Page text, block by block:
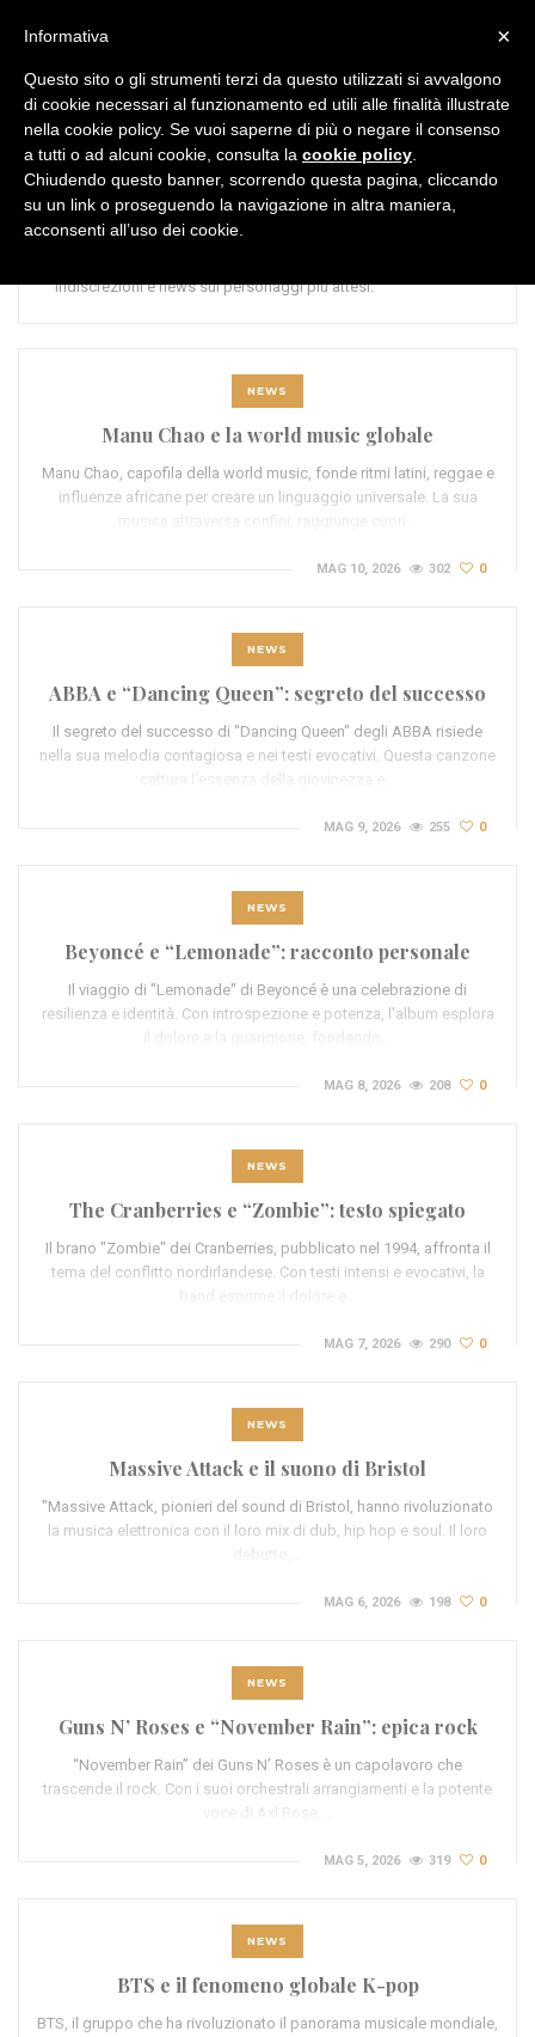
CATEGORIA: News
indiscrezioni e news sui personaggi più attesi.
NEWS
Manu Chao e la world music globale
Manu Chao, capofila della world music, fonde ritmi latini, reggae e
influenze africane per creare un linguaggio universale. La sua
musica attraversa confini, raggiunge cuori…
MAG 10, 2026 302 0
NEWS
ABBA e “Dancing Queen”: segreto del successo
Il segreto del successo di "Dancing Queen" degli ABBA risiede
nella sua melodia contagiosa e nei testi evocativi. Questa canzone
cattura l'essenza della giovinezza e…
MAG 9, 2026 255 0
NEWS
Beyoncé e “Lemonade”: racconto personale
Il viaggio di "Lemonade" di Beyoncé è una celebrazione di
resilienza e identità. Con introspezione e potenza, l'album esplora
il dolore e la guarigione, fondendo…
MAG 8, 2026 208 0
NEWS
The Cranberries e “Zombie”: testo spiegato
Il brano "Zombie" dei Cranberries, pubblicato nel 1994, affronta il
tema del conflitto nordirlandese. Con testi intensi e evocativi, la
MAG 7, 2026 290 0
NEWS
Massive Attack e il suono di Bristol
"Massive Attack, pionieri del sound di Bristol, hanno rivoluzionato
la musica elettronica con il loro mix di dub, hip hop e soul. Il loro
debutto,…
MAG 6, 2026 198 0
NEWS
Guns N’ Roses e “November Rain”: epica rock
“November Rain” dei Guns N’ Roses è un capolavoro che
trascende il rock. Con i suoi orchestrali arrangiamenti e la potente
voce di Axl Rose,…
MAG 5, 2026 319 0
NEWS
BTS e il fenomeno globale K-pop
BTS, il gruppo che ha rivoluzionato il panorama musicale mondiale,
×
Informativa
Questo sito o gli strumenti terzi da questo utilizzati si avvalgono
di cookie necessari al funzionamento ed utili alle finalità illustrate
nella cookie policy. Se vuoi saperne di più o negare il consenso
a tutti o ad alcuni cookie, consulta la cookie policy
Chiudendo questo banner, scorrendo questa pagina, cliccando
su un link o proseguendo la navigazione in altra maniera,
acconsenti all’uso dei cookie.